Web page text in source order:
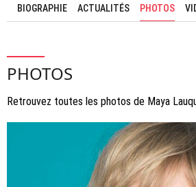
BIOGRAPHIE ACTUALITÉS PHOTOS
PHOTOS
Retrouvez toutes les photos de Maya